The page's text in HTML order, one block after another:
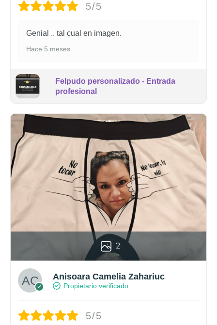
5/5
Genial .. tal cual en imagen.
Hace 5 meses
Felpudo personalizado - Entrada
profesional
2
Anisoara Camelia Zahariuc
Propietario verificado
5/5